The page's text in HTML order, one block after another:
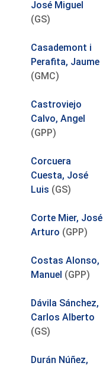
José Miguel
(GS)
Casademont i
Perafita, Jaume
(GMC)
Castroviejo
Calvo, Angel
(GPP)
Corcuera
Cuesta, José
Luis (GS)
Corte Mier, José
Arturo (GPP)
Costas Alonso,
Manuel (GPP)
Dávila Sánchez,
Carlos Alberto
(GS)
Durán Núñez,